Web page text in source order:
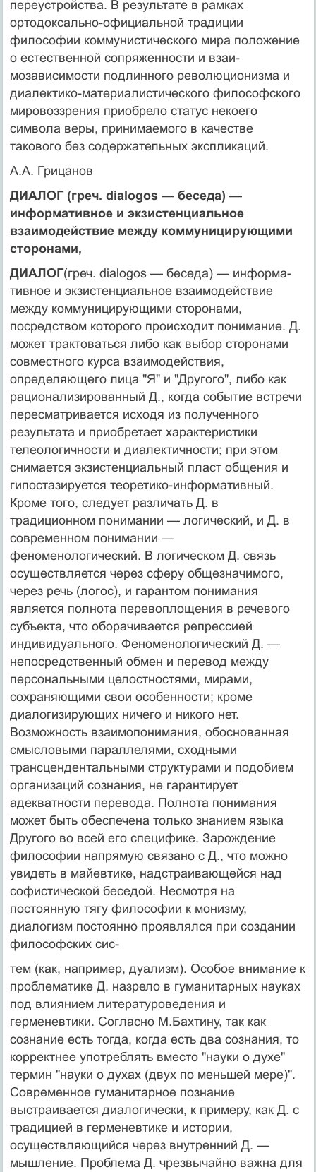
переустройства. В результате в рамках
ортодоксально-официальной традиции
философии коммунистического мира положение
о естественной сопряженности и взаи­
мозависимости подлинного революционизма и
диалектико-материалистического философского
мировоззре­ния приобрело статус некоего
символа веры, принимае­мого в качестве
такового без содержательных эксплика­ций.
А.А. Грицанов
ДИАЛОГ (греч. dialogos — беседа) —
информа­тивное и экзистенциальное
взаимодействие между коммуницирующими
сторонами,
ДИАЛОГ(греч. dialogos — беседа) — информа­
тивное и экзистенциальное взаимодействие
между коммуницирующими сторонами,
посредством которого происходит понимание. Д.
может трактоваться либо как выбор сторонами
совместного курса взаимодействия,
определяющего лица "Я" и "Другого", либо как
рацио­нализированный Д., когда событие встречи
пересматри­вается исходя из полученного
результата и приобретает характеристики
телеологичности и диалектичности; при этом
снимается экзистенциальный пласт общения и
гипостазируется теоретико-информативный.
Кроме того, следует различать Д. в
традиционном понима­нии — логический, и Д. в
современном понимании —
феноменологический. В логическом Д. связь
осуществ­ляется через сферу общезначимого,
через речь (логос), и гарантом понимания
является полнота перевоплоще­ния в речевого
субъекта, что оборачивается репрессией
индивидуального. Феноменологический Д. —
непо­средственный обмен и перевод между
персональными целостностями, мирами,
сохраняющими свои особен­ности; кроме
диалогизирующих ничего и никого нет.
Возможность взаимопонимания, обоснованная
смысло­выми параллелями, сходными
трансцендентальными структурами и подобием
организаций сознания, не га­рантирует
адекватности перевода. Полнота понимания
может быть обеспечена только знанием языка
Другого во всей его специфике. Зарождение
философии напря­мую связано с Д., что можно
увидеть в майевтике, над­страивающейся над
софистической беседой. Несмотря на
постоянную тягу философии к монизму,
диалогизм постоянно проявлялся при создании
философских сис-
тем (как, например, дуализм). Особое внимание к
про­блематике Д. назрело в гуманитарных науках
под влия­нием литературоведения и
герменевтики. Согласно М.Бахтину, так как
сознание есть тогда, когда есть два сознания, то
корректнее употреблять вместо "науки о духе"
термин "науки о духах (двух по меньшей мере)".
Современное гуманитарное познание
выстраивается диалогически, к примеру, как Д. с
традицией в герме­невтике и истории,
осуществляющийся через внутрен­ний Д. —
мышление. Проблема Д. чрезвычайно важна для